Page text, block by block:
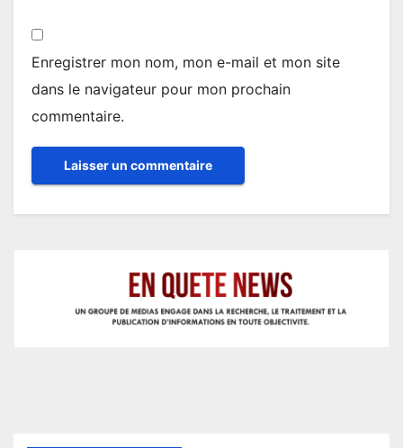
Enregistrer mon nom, mon e-mail et mon site
dans le navigateur pour mon prochain
commentaire.